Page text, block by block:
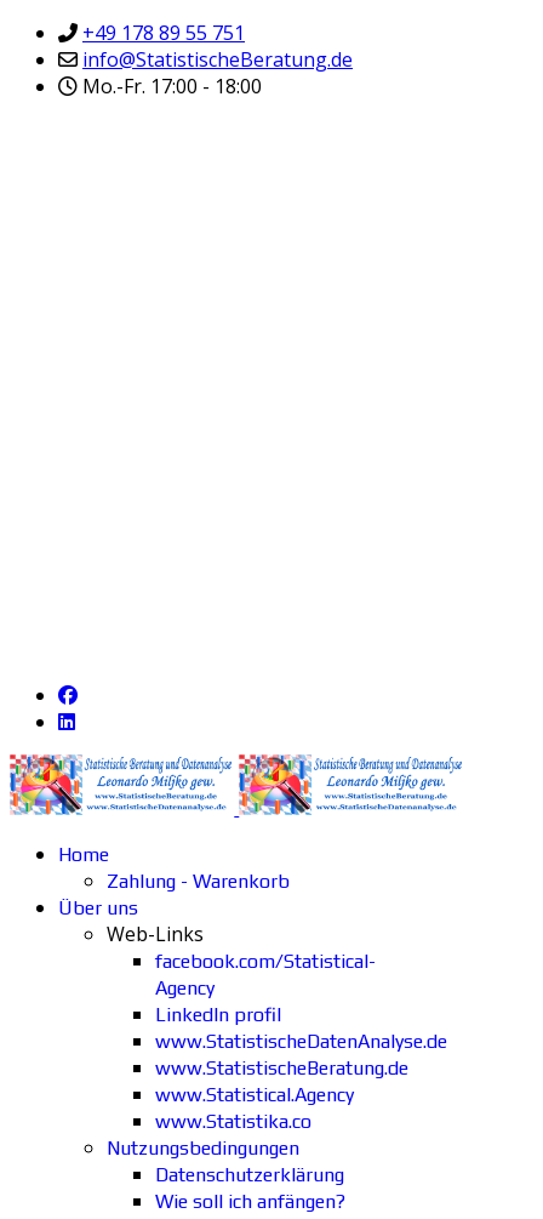
+49 178 89 55 751
info@StatistischeBeratung.de
Mo.-Fr. 17:00 - 18:00
Home
Zahlung - Warenkorb
Über uns
Web-Links
facebook.com/Statistical-
Agency
LinkedIn profil
www.StatistischeDatenAnalyse.de
www.StatistischeBeratung.de
www.Statistical.Agency
www.Statistika.co
Nutzungsbedingungen
Datenschutzerklärung
Wie soll ich anfängen?